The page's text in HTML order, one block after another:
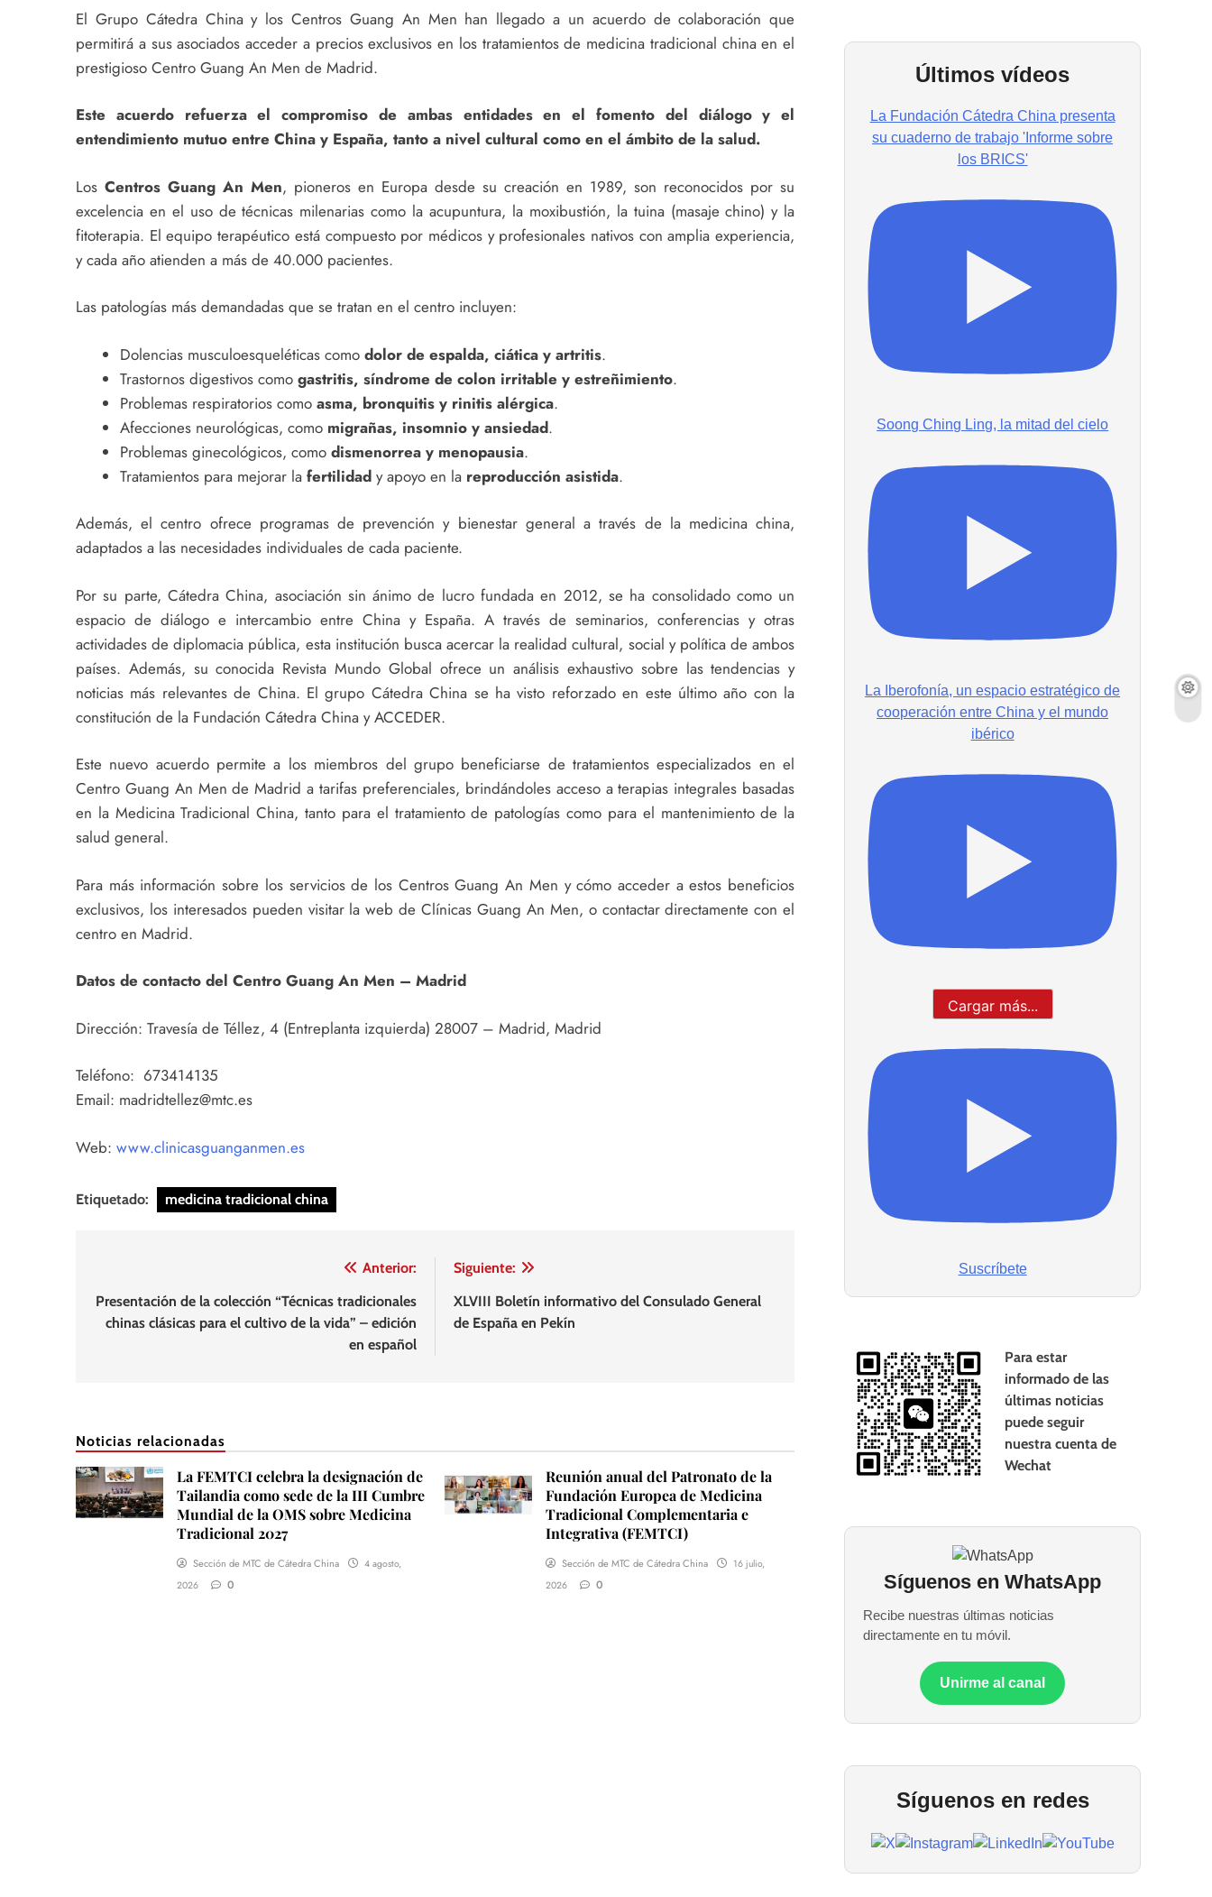
El Grupo Cátedra China y los Centros Guang An Men han llegado a un acuerdo de colaboración que
permitirá a sus asociados acceder a precios exclusivos en los tratamientos de medicina tradicional china en el
prestigioso Centro Guang An Men de Madrid.
Este acuerdo refuerza el compromiso de ambas entidades en el fomento del diálogo y el
entendimiento mutuo entre China y España, tanto a nivel cultural como en el ámbito de la salud.
LosCentros Guang An Men, pioneros en Europa desde su creación en 1989, son reconocidos por su
excelencia en el uso de técnicas milenarias como la acupuntura, la moxibustión, la tuina (masaje chino) y la
fitoterapia. El equipo terapéutico está compuesto por médicos y profesionales nativos con amplia experiencia,
y cada año atienden a más de 40.000 pacientes.
Las patologías más demandadas que se tratan en el centro incluyen:
Dolencias musculoesqueléticas como dolor de espalda, ciática y artritis.
Trastornos digestivos como gastritis, síndrome de colon irritable y estreñimiento.
Problemas respiratorios como asma, bronquitis y rinitis alérgica.
Afecciones neurológicas, como migrañas, insomnio y ansiedad.
Problemas ginecológicos, como dismenorrea y menopausia.
Tratamientos para mejorar la fertilidady apoyo en la reproducción asistida.
Además, el centro ofrece programas de prevención y bienestar general a través de la medicina china,
adaptados a las necesidades individuales de cada paciente.
Por su parte, Cátedra China, asociación sin ánimo de lucro fundada en 2012, se ha consolidado como un
espacio de diálogo e intercambio entre China y España. A través de seminarios, conferencias y otras
actividades de diplomacia pública, esta institución busca acercar la realidad cultural, social y política de ambos
países. Además, su conocida Revista Mundo Global ofrece un análisis exhaustivo sobre las tendencias y
noticias más relevantes de China. El grupo Cátedra China se ha visto reforzado en este último año con la
constitución de la Fundación Cátedra China y ACCEDER.
Este nuevo acuerdo permite a los miembros del grupo beneficiarse de tratamientos especializados en el
Centro Guang An Men de Madrid a tarifas preferenciales, brindándoles acceso a terapias integrales basadas
en la Medicina Tradicional China, tanto para el tratamiento de patologías como para el mantenimiento de la
salud general.
Para más información sobre los servicios de los Centros Guang An Men y cómo acceder a estos beneficios
exclusivos, los interesados pueden visitar la web de Clínicas Guang An Men, o contactar directamente con el
centro en Madrid.
Datos de contacto del Centro Guang An Men – Madrid
Dirección: Travesía de Téllez, 4 (Entreplanta izquierda) 28007 – Madrid, Madrid
Teléfono: 673414135
Email: madridtellez@mtc.es
Web: www.clinicasguanganmen.es
Etiquetado: medicina tradicional china
de
entradas
Anterior:
Presentación de la colección “Técnicas tradicionales
chinas clásicas para el cultivo de la vida” – edición
en español
Siguiente:
XLVIII Boletín informativo del Consulado General
de España en Pekín
Noticias relacionadas
La FEMTCI celebra la designación de
Tailandia como sede de la III Cumbre
Mundial de la OMS sobre Medicina
Tradicional 2027
Sección de MTC de Cátedra China
4 agosto,
2026
0
Reunión anual del Patronato de la
Fundación Europea de Medicina
Tradicional Complementaria e
Integrativa (FEMTCI)
Sección de MTC de Cátedra China
16 julio,
2026
0
Últimos vídeos
La Fundación Cátedra China presenta
su cuaderno de trabajo 'Informe sobre
los BRICS'
Soong Ching Ling, la mitad del cielo
La Iberofonía, un espacio estratégico de
cooperación entre China y el mundo
ibérico
Cargar más...
Suscríbete
Para estar
informado de las
últimas noticias
puede seguir
nuestra cuenta de
Wechat
Síguenos en WhatsApp
Recibe nuestras últimas noticias
directamente en tu móvil.
Unirme al canal
Síguenos en redes